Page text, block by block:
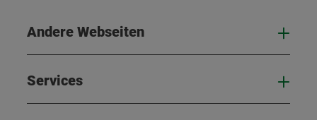
Andere Webseiten
Services